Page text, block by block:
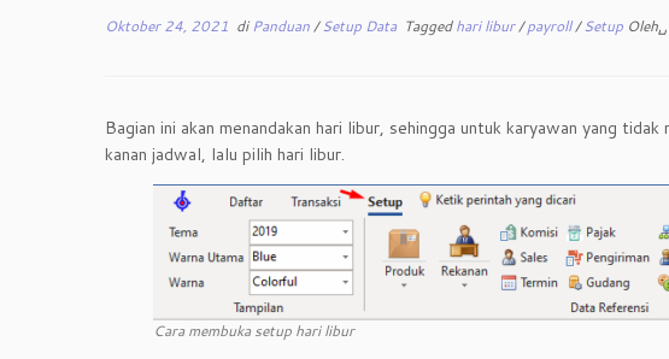
Oktober 24, 2021 di Panduan/Setup Data Taggedhari libur/payroll/Setup Oleh␣
Bagian ini akan menandakan hari libur, sehingga untuk karyawan yang
kanan jadwal, lalu pilih hari libur.
Cara membuka setup hari libur